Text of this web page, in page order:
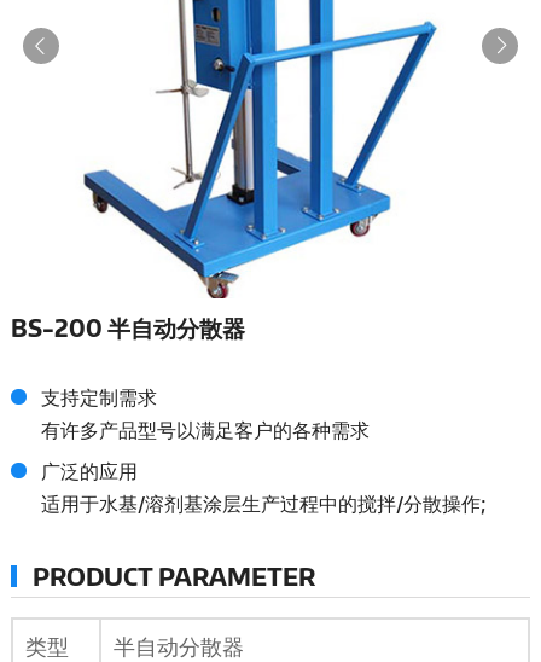
BS-200 半自动分散器
支持定制需求
有许多产品型号以满足客户的各种需求
广泛的应用
适用于水基/溶剂基涂层生产过程中的搅拌/分散操作;
PRODUCT PARAMETER
类型 半自动分散器